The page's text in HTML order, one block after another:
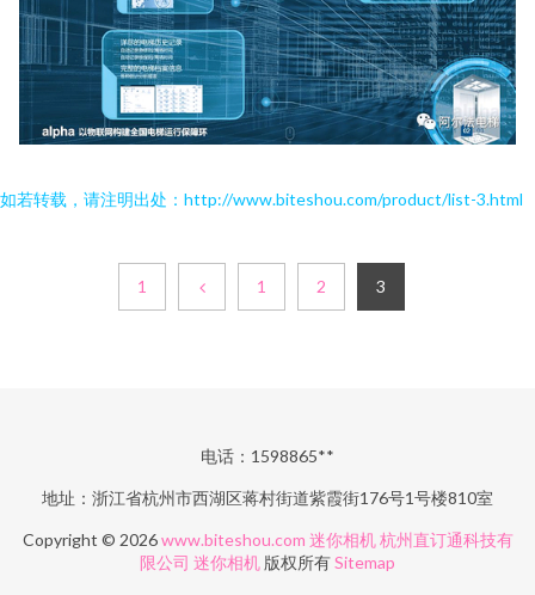
如若转载，请注明出处：http://www.biteshou.com/product/list-3.html
1 1 2 3
电话：1598865**
地址：浙江省杭州市西湖区蒋村街道紫霞街176号1号楼810室
Copyright © 2026www.biteshou.com 迷你相机 杭州直订通科技有
限公司 迷你相机 版权所有Sitemap